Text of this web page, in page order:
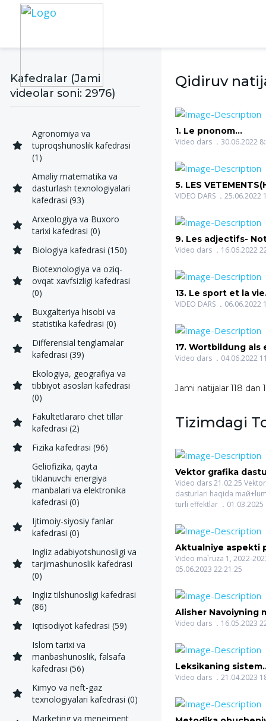
Kafedralar (Jami
videolar soni: 2976)
Agronomiya va
tuproqshunoslik kafedrasi
(1)
Amaliy matematika va
dasturlash texnologiyalari
kafedrasi (93)
Arxeologiya va Buxoro
tarixi kafedrasi (0)
Biologiya kafedrasi (150)
Biotexnologiya va oziq-
ovqat xavfsizligi kafedrasi
(0)
Buxgalteriya hisobi va
statistika kafedrasi (0)
Differensial tenglamalar
kafedrasi (39)
Ekologiya, geografiya va
tibbiyot asoslari kafedrasi
(0)
Fakultetlararo chet tillar
kafedrasi (2)
Fizika kafedrasi (96)
Geliofizika, qayta
tiklanuvchi energiya
manbalari va elektronika
kafedrasi (0)
Ijtimoiy-siyosiy fanlar
kafedrasi (0)
Ingliz adabiyotshunosligi va
tarjimashunoslik kafedrasi
(0)
Ingliz tilshunosligi kafedrasi
(86)
Iqtisodiyot kafedrasi (59)
Islom tarixi va
manbashunoslik, falsafa
kafedrasi (56)
Kimyo va neft-gaz
texnologiyalari kafedrasi (0)
Marketing va menejment
Qidiruv
1. Le pnonom
Video dars 30.06.2022
5. LES
GULCHEHRA
VIDEO DARS 25.06.2022
9. Les adjectifs- Notion et
espèces
Video dars 16.06.2022
13. Le sport et la vie
saine(HOJIYEVA
VIDEO DARS 06.06.2022
17. Wortbildung als
Bereicherungsweg
HALIMOVNA)
Video dars 04.06.2022
Jami natijalar 118 dan
Tizimdagi
Vektor grafika
maй+lumot. Qatlam
effektlar(SAYIDOVA
SAYFULLAYEVNA)
Video dars 21.02.25
dasturlari haqida
turli effektlar
01.03.2025
Aktualniye aspekti
pedagogicheskix
obrazovatelnom
OLIMOVICH)
Video ma`ruza 1, 2022-
05.06.2023 22:21:25
Alisher Navoiyning
soqiynomani
QODIROVNA)
Video dars 16.05.2023
Leksikaning sistem
Video dars 21.04.2023